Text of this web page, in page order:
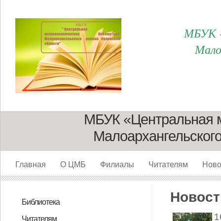
МБУК
Главная О ЦМБ Филиалы Читателям
МБУК «Центральная
Библиотека
Читателям